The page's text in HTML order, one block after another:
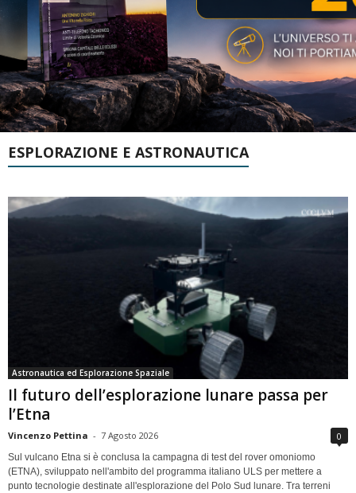
ESPLORAZIONE E ASTRONAUTICA
Astronautica ed Esplorazione Spaziale
Il futuro dell’esplorazione lunare passa per
l’Etna
Vincenzo Pettina - 7 Agosto 2026 0
Sul vulcano Etna si è conclusa la campagna di test del rover omoniomo
(ETNA), sviluppato nell'ambito del programma italiano ULS per mettere a
punto tecnologie destinate all'esplorazione del Polo Sud lunare. Tra terreni